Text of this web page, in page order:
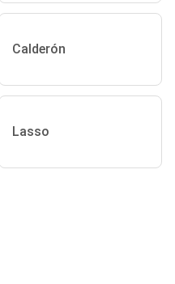
Calderón
Lasso